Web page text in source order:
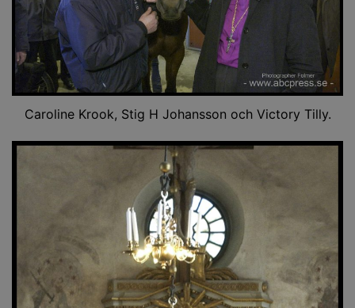
Caroline Krook, Stig H Johansson och Victory Tilly.